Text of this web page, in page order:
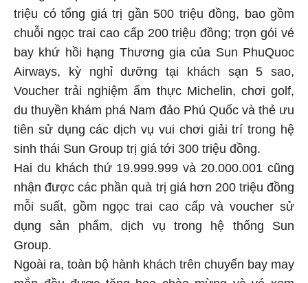
triệu có tổng giá trị gần 500 triệu đồng, bao gồm
chuỗi ngọc trai cao cấp 200 triệu đồng; trọn gói vé
bay khứ hồi hạng Thương gia của Sun PhuQuoc
Airways, kỳ nghỉ dưỡng tại khách sạn 5 sao,
Voucher trải nghiệm ẩm thực Michelin, chơi golf,
du thuyền khám phá Nam đảo Phú Quốc và thẻ ưu
tiên sử dụng các dịch vụ vui chơi giải trí trong hệ
sinh thái Sun Group trị giá tới 300 triệu đồng.
Hai du khách thứ 19.999.999 và 20.000.001 cũng
nhận được các phần quà trị giá hơn 200 triệu đồng
mỗi suất, gồm ngọc trai cao cấp và voucher sử
dụng sản phẩm, dịch vụ trong hệ thống Sun
Group.
Ngoài ra, toàn bộ hành khách trên chuyến bay may